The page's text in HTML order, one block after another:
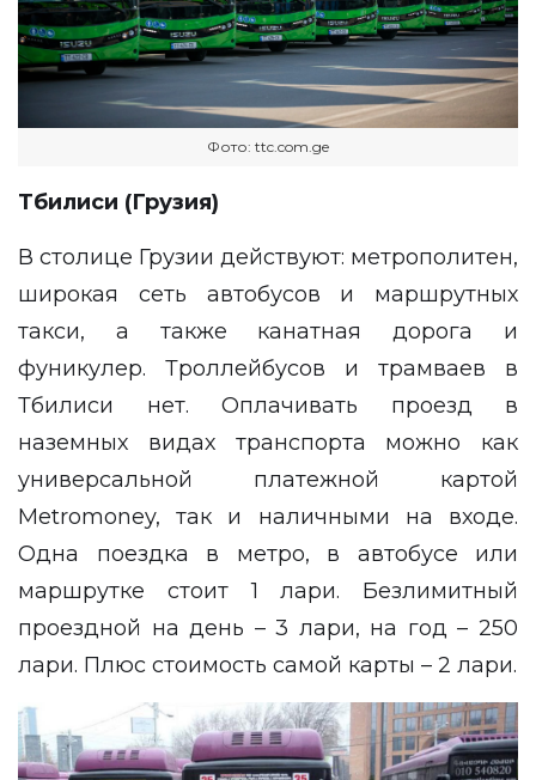
Фото: ttc.com.ge
Тбилиси (Грузия)
В столице Грузии действуют: метрополитен,
широкая сеть автобусов и маршрутных
такси, а также канатная дорога и
фуникулер. Троллейбусов и трамваев в
Тбилиси нет. Оплачивать проезд в
наземных видах транспорта можно как
универсальной платежной картой
Metromoney, так и наличными на входе.
Одна поездка в метро, в автобусе или
маршрутке стоит 1 лари. Безлимитный
проездной на день – 3 лари, на год – 250
лари. Плюс стоимость самой карты – 2 лари.